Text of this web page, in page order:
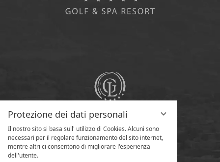
Protezione dei dati personali
Il nostro sito si basa sull' utilizzo di Cookies. Alcuni sono
necessari per il regolare funzionamento del sito internet,
mentre altri ci consentono di migliorare l'esperienza
dell'utente.